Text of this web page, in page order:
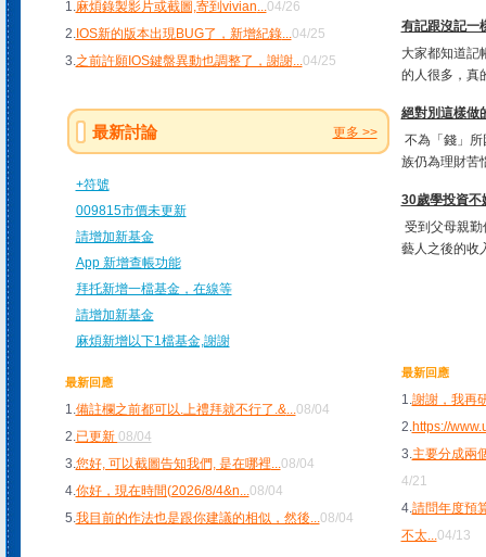
1.麻煩錄製影片或截圖,寄到vivian...04/26
2.IOS新的版本出現BUG了，新增紀錄...04/25
3.之前許願IOS鍵盤異動也調整了，謝謝...04/25
最新討論 更多 >>
+符號
009815市價未更新
請增加新基金
App 新增查帳功能
拜托新增一檔基金，在線等
請增加新基金
麻煩新增以下1檔基金,謝謝
最新回應
1.備註欄之前都可以.上禮拜就不行了.&...08/04
2.已更新 08/04
3.您好, 可以截圖告知我們, 是在哪裡...08/04
4.你好，現在時間(2026/8/4&n...08/04
5.我目前的作法也是跟你建議的相似，然後...08/04
有記跟沒記一
大家都知道記
的人很多，真
絕對別這樣做
不為「錢」
族仍為理財苦
30歲學投資不
受到父母親
藝人之後的收
最新回應
1.謝謝，我再
2.https://
3.主要分成兩
4/21
4.請問年度預
不太...04/13